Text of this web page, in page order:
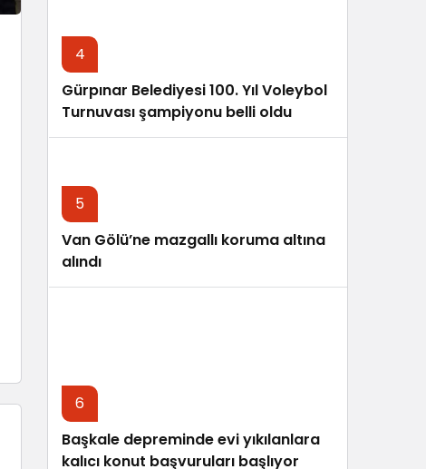
4
Gürpınar Belediyesi 100. Yıl Voleybol
Turnuvası şampiyonu belli oldu
5
Van Gölü’ne mazgallı koruma altına
alındı
6
Başkale depreminde evi yıkılanlara
kalıcı konut başvuruları başlıyor